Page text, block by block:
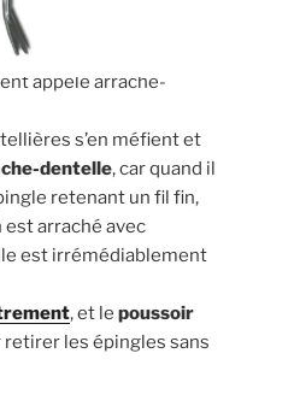
appelé arrache-
s’en méfient et
dentelle, car quand il
retenant un fil fin,
arraché avec
est irrémédiablement
, et lepoussoir
les épingles sans